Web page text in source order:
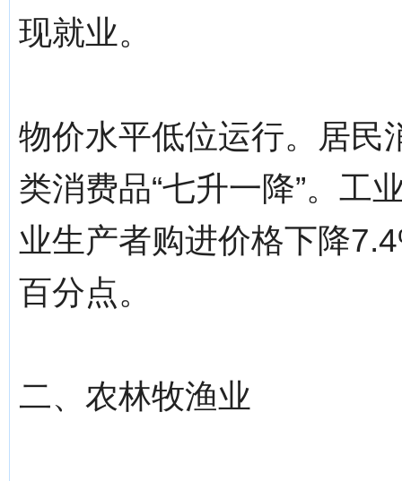
现就业。
物价水平低位运行。居民
类消费品“七升一降”。工
业生产者购进价格下降
百分点。
二、农林牧渔业